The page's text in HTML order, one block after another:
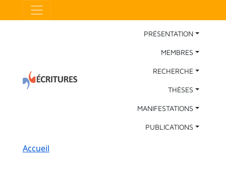
Aller au contenu principal
Main Navigation
PRÉSENTATION
MEMBRES
RECHERCHE
THÈSES
MANIFESTATIONS
PUBLICATIONS
Fil d'Ariane
Accueil
Panneau de gestion des cookies